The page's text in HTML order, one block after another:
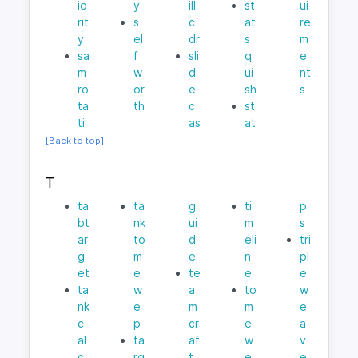
io
rit
y
sa
m
ro
ta
ti
y
s
el
f
w
or
th
ill
c
dr
sli
d
e
c
as
st
at
s
q
ui
sh
st
at
ui
re
m
e
nt
s
[Back to top]
T
ta
bt
ar
g
et
ta
nk
c
al
ta
nk
to
m
e
w
e
p
ta
g
ui
d
e
te
a
m
cr
af
ti
m
eli
n
e
to
m
e
w
p
s
tri
pl
e
w
e
a
v